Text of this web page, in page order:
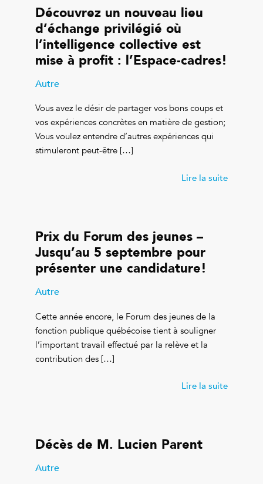
Découvrez un nouveau lieu
d’échange privilégié où
l’intelligence collective est
mise à profit : l’Espace-cadres!
Autre
Vous avez le désir de partager vos bons coups et
vos expériences concrètes en matière de gestion;
Vous voulez entendre d’autres expériences qui
stimuleront peut-être […]
Lire la suite
Prix du Forum des jeunes –
Jusqu’au 5 septembre pour
présenter une candidature!
Autre
Cette année encore, le Forum des jeunes de la
fonction publique québécoise tient à souligner
l’important travail effectué par la relève et la
contribution des […]
Lire la suite
Décès de M. Lucien Parent
Autre